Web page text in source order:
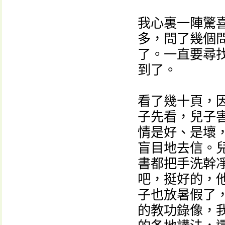
我心裏一陣驚
多，問了幾個
了。一直要尋
到了。
看了幾十頁，
子先看，兒子
情是好、是壞
盲目地去信。
書都把手洗幹
吧，挺好的，
子也放暑假了
的教功錄像，